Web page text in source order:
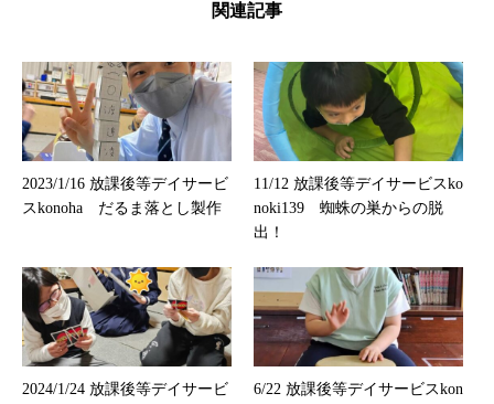
関連記事
2023/1/16 放課後等デイサービ
スkonoha だるま落とし製作
11/12 放課後等デイサービスko
noki139 蜘蛛の巣からの脱
出！
2024/1/24 放課後等デイサービ
6/22 放課後等デイサービスkon